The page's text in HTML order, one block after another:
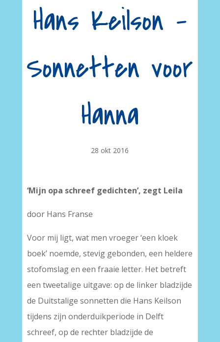
Hans Keilson –
Sonnetten voor
Hanna
28 okt 2016
‘Mijn opa schreef gedichten’, zegt Leila
door Hans Franse
Voor mij ligt, wat men vroeger ‘een kloek
boek’ noemde, stevig gebonden, een heldere
stofomslag en een fraaie letter. Het betreft
een tweetalige uitgave: op de linker bladzijde
de Duitstalige sonnetten die Hans Keilson
tijdens zijn onderduikperiode in Delft
schreef, op de rechter bladzijde de